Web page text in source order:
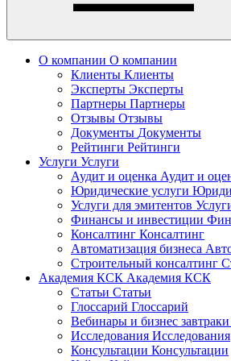
О компании О компании
Клиенты Клиенты
Эксперты Эксперты
Партнеры Партнеры
Отзывы Отзывы
Документы Документы
Рейтинги Рейтинги
Услуги Услуги
Аудит и оценка Аудит и
Юридические услуги
Услуги для эмитентов
Финансы и инвестиции
Консалтинг Консалтинг
Автоматизация бизнеса
Строительный консалтинг
Академия КСК Академия КСК
Статьи Статьи
Глоссарий Глоссарий
Вебинары и бизнес завтраки
Исследования Исследования
Консультации Консультации